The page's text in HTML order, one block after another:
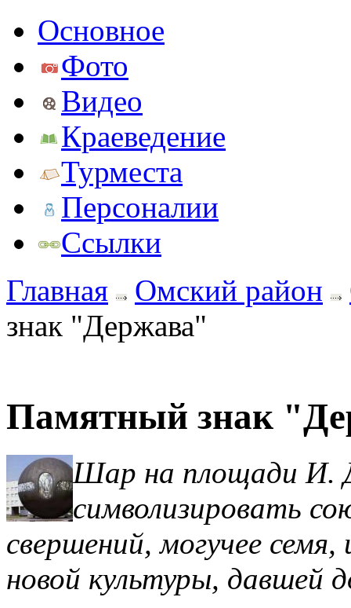
Основное
Фото
Видео
Краеведение
Турместа
Персоналии
Ссылки
Главная
Омский район
знак "Держава"
Памятный знак
Шар на площади И.
символизировать
свершений, могучее семя,
новой культуры, давшей